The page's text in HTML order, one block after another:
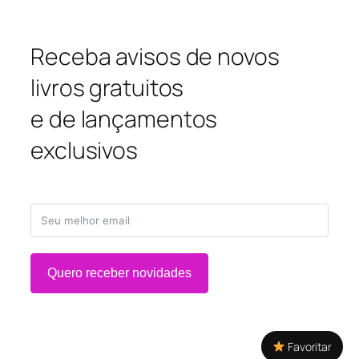
Receba avisos de novos
livros gratuitos
e de lançamentos
exclusivos
Quero receber novidades
Favoritar